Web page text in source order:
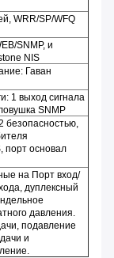
WRR/SP/WFQ
SNMP, и
NIS
Гаван
1 выход сигнала
SNMP
безопасностью,
порт основал
на Порт вход/
дуплексный
давления.
подавление
и